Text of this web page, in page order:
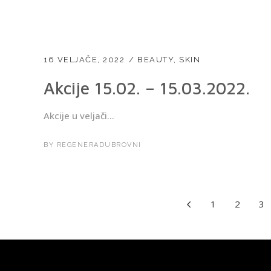
16 VELJAČE, 2022 BEAUTY, SKIN
Akcije 15.02. – 15.03.2022.
Akcije u veljači...
BY REGENERADUBROVNI
1 2 3